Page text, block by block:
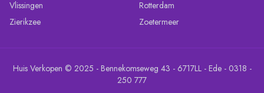
Vlissingen
Zierikzee
Rotterdam
Zoetermeer
Huis Verkopen © 2025 - Bennekomseweg 43 - 6717LL - Ede - 0318 -
250 777